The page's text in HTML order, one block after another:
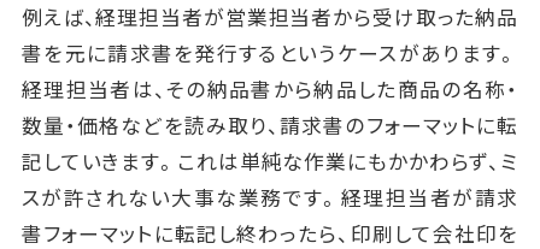
例えば、経理担当者が営業担当者から受け取った納品
書を元に請求書を発行するというケースがあります。
経理担当者は、その納品書から納品した商品の名称・
数量・価格などを読み取り、請求書のフォーマットに転
記していきます。これは単純な作業にもかかわらず、ミ
スが許されない大事な業務です。経理担当者が請求
書フォーマットに転記し終わったら、印刷して会社印を